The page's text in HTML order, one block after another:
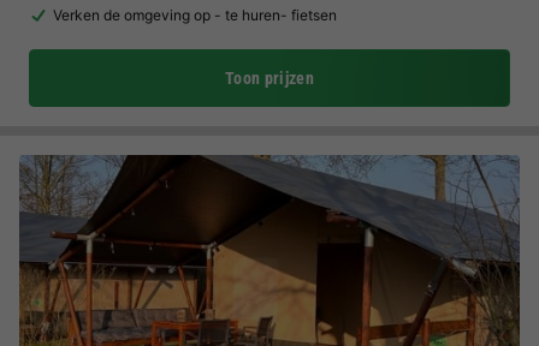
Verken de omgeving op - te huren- fietsen
Toon prijzen